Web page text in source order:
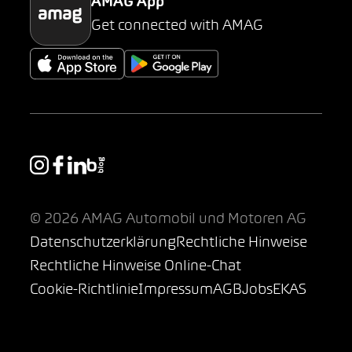
AMAG App
Get connected with AMAG
© 2026 AMAG Automobil und Motoren AG
DatenschutzerklärungRechtliche Hinweise
Rechtliche Hinweise Online-Chat
Cookie-RichtlinieImpressumAGBJobsEKAS